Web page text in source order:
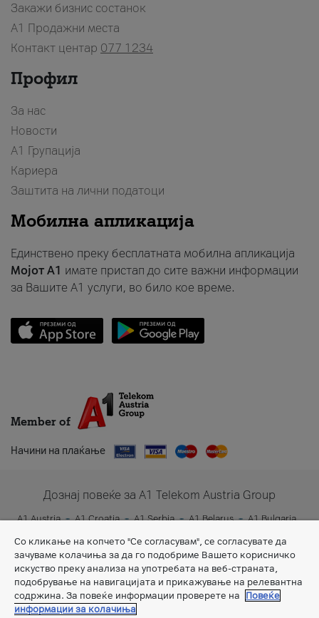
Закажи бизнис состанок
A1 Продажни места
Контакт центар 077 1234
Профил
За нас
Новости
А1 Групација
Кариера
Заштита на лични податоци
Мобилна апликација
Единствено преку бесплатната мобилна апликација
Мојот A1 имате пристап до сите важни информации
за Вашите A1 услуги, во било кое време.
Member of
Начини на плаќање
Дознај повеќе за A1 Telekom Austria Group
A1 Austria A1 Croatia A1 Serbia A1 Belarus
A1 Bulgaria
A1 Slovenia
A1 Digital
Со кликање на копчето "Се согласувам", се согласувате да
зачуваме колачиња за да го подобриме Вашето корисничко
искуство преку анализа на употребата на веб-страната,
подобрување на навигацијата и прикажување на релевантна
содржина. За повеќе информации проверете на
Повеќе
информации за колачиња